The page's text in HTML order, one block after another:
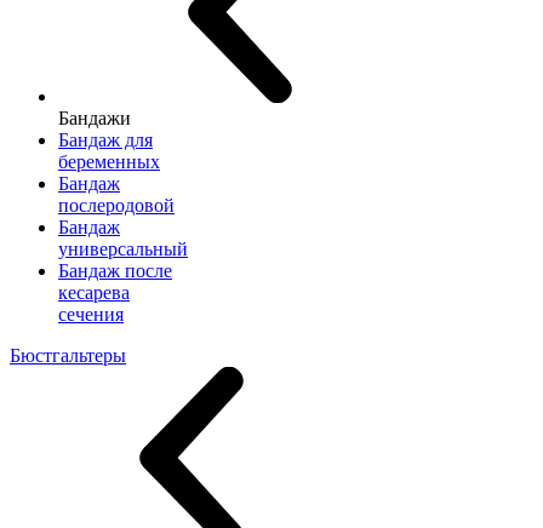
Бандажи
Бандаж для
беременных
Бандаж
послеродовой
Бандаж
универсальный
Бандаж после
кесарева
сечения
Бюстгальтеры